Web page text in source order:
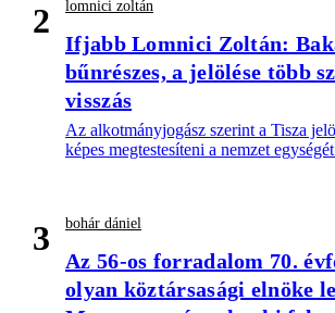
2 lomnici zoltán
Ifjabb Lomnici Zoltán:
bűnrészes, a jelölése több
visszás
Az alkotmányjogász szerint a Tisza
képes megtestesíteni a nemzet
3 bohár dániel
Az 56-os forradalom 70.
olyan köztársasági elnöke